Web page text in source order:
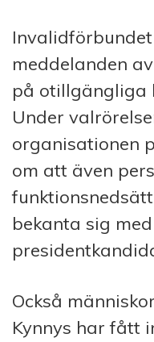
meddelanden
på otillgängliga
Under
organisationen
om att även
bekanta sig med
Också
Kynnys har fått